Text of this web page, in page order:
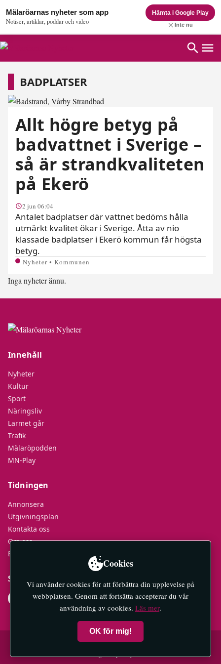
Mälaröarnas nyheter som app
Notiser, artiklar, poddar och video
Hämta i Google Play
Inte nu
Badplatser
BADPLATSER
Allt högre betyg på
badvattnet i Sverige –
så är strandkvaliteten
på Ekerö
2 jun 06:04
Antalet badplatser där vattnet bedöms hålla
utmärkt kvalitet ökar i Sverige. Åtta av nio
klassade badplatser i Ekerö kommun får högsta
betyg.
Nyheter • Kommunen
Inga nyheter ännu.
Innehåll
Nyheter
Kultur
Sport
Näringsliv
Larmet går
Trafik
Mälaröpodden
MN-Play
Tidningen
Annonsera
Utgivningsplan
Kontakta oss
Om oss
E-tidningar
Socialt
© 2026 Mälaröarnas Nyheter — All rights reserved.
Cookies
Vi använder cookies för att förbättra din upplevelse på
webbplatsen. Genom att fortsätta accepterar du vår
användning av cookies. Läs mer.
OK för mig!